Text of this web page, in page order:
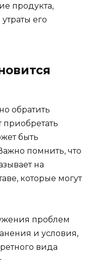
продукта,
его
обратить
быть
помнить, что
на
которые могут
проблем
и условия,
вида